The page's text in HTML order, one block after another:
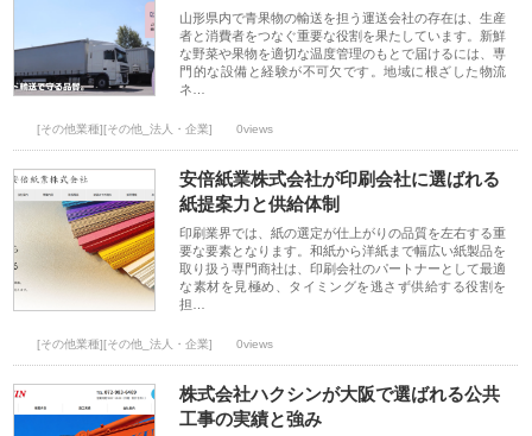
山形県内で青果物の輸送を担う運送会社の存在は、生産
者と消費者をつなぐ重要な役割を果たしています。新鮮
な野菜や果物を適切な温度管理のもとで届けるには、専
門的な設備と経験が不可欠です。地域に根ざした物流
ネ…
[その他業種][その他_法人・企業] 0views
安倍紙業株式会社が印刷会社に選ばれる
紙提案力と供給体制
印刷業界では、紙の選定が仕上がりの品質を左右する重
要な要素となります。和紙から洋紙まで幅広い紙製品を
取り扱う専門商社は、印刷会社のパートナーとして最適
な素材を見極め、タイミングを逃さず供給する役割を
担…
[その他業種][その他_法人・企業] 0views
株式会社ハクシンが大阪で選ばれる公共
工事の実績と強み